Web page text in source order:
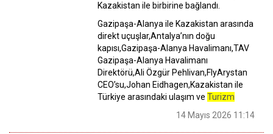
Kazakistan ile birbirine bağlandı.
Gazipaşa-Alanya ile Kazakistan arasında
direkt uçuşlar,Antalya’nın doğu
kapısı,Gazipaşa-Alanya Havalimanı,TAV
Gazipaşa-Alanya Havalimanı
Direktörü,Ali Özgür Pehlivan,FlyArystan
CEO’su,Johan Eidhagen,Kazakistan ile
Türkiye arasındaki ulaşım ve Turizm
14 Mayıs 2026 11:14